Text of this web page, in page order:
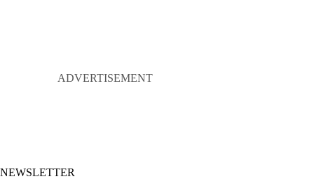
NEWSLETTER